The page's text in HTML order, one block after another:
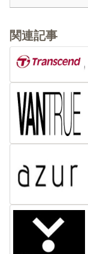
関連記事